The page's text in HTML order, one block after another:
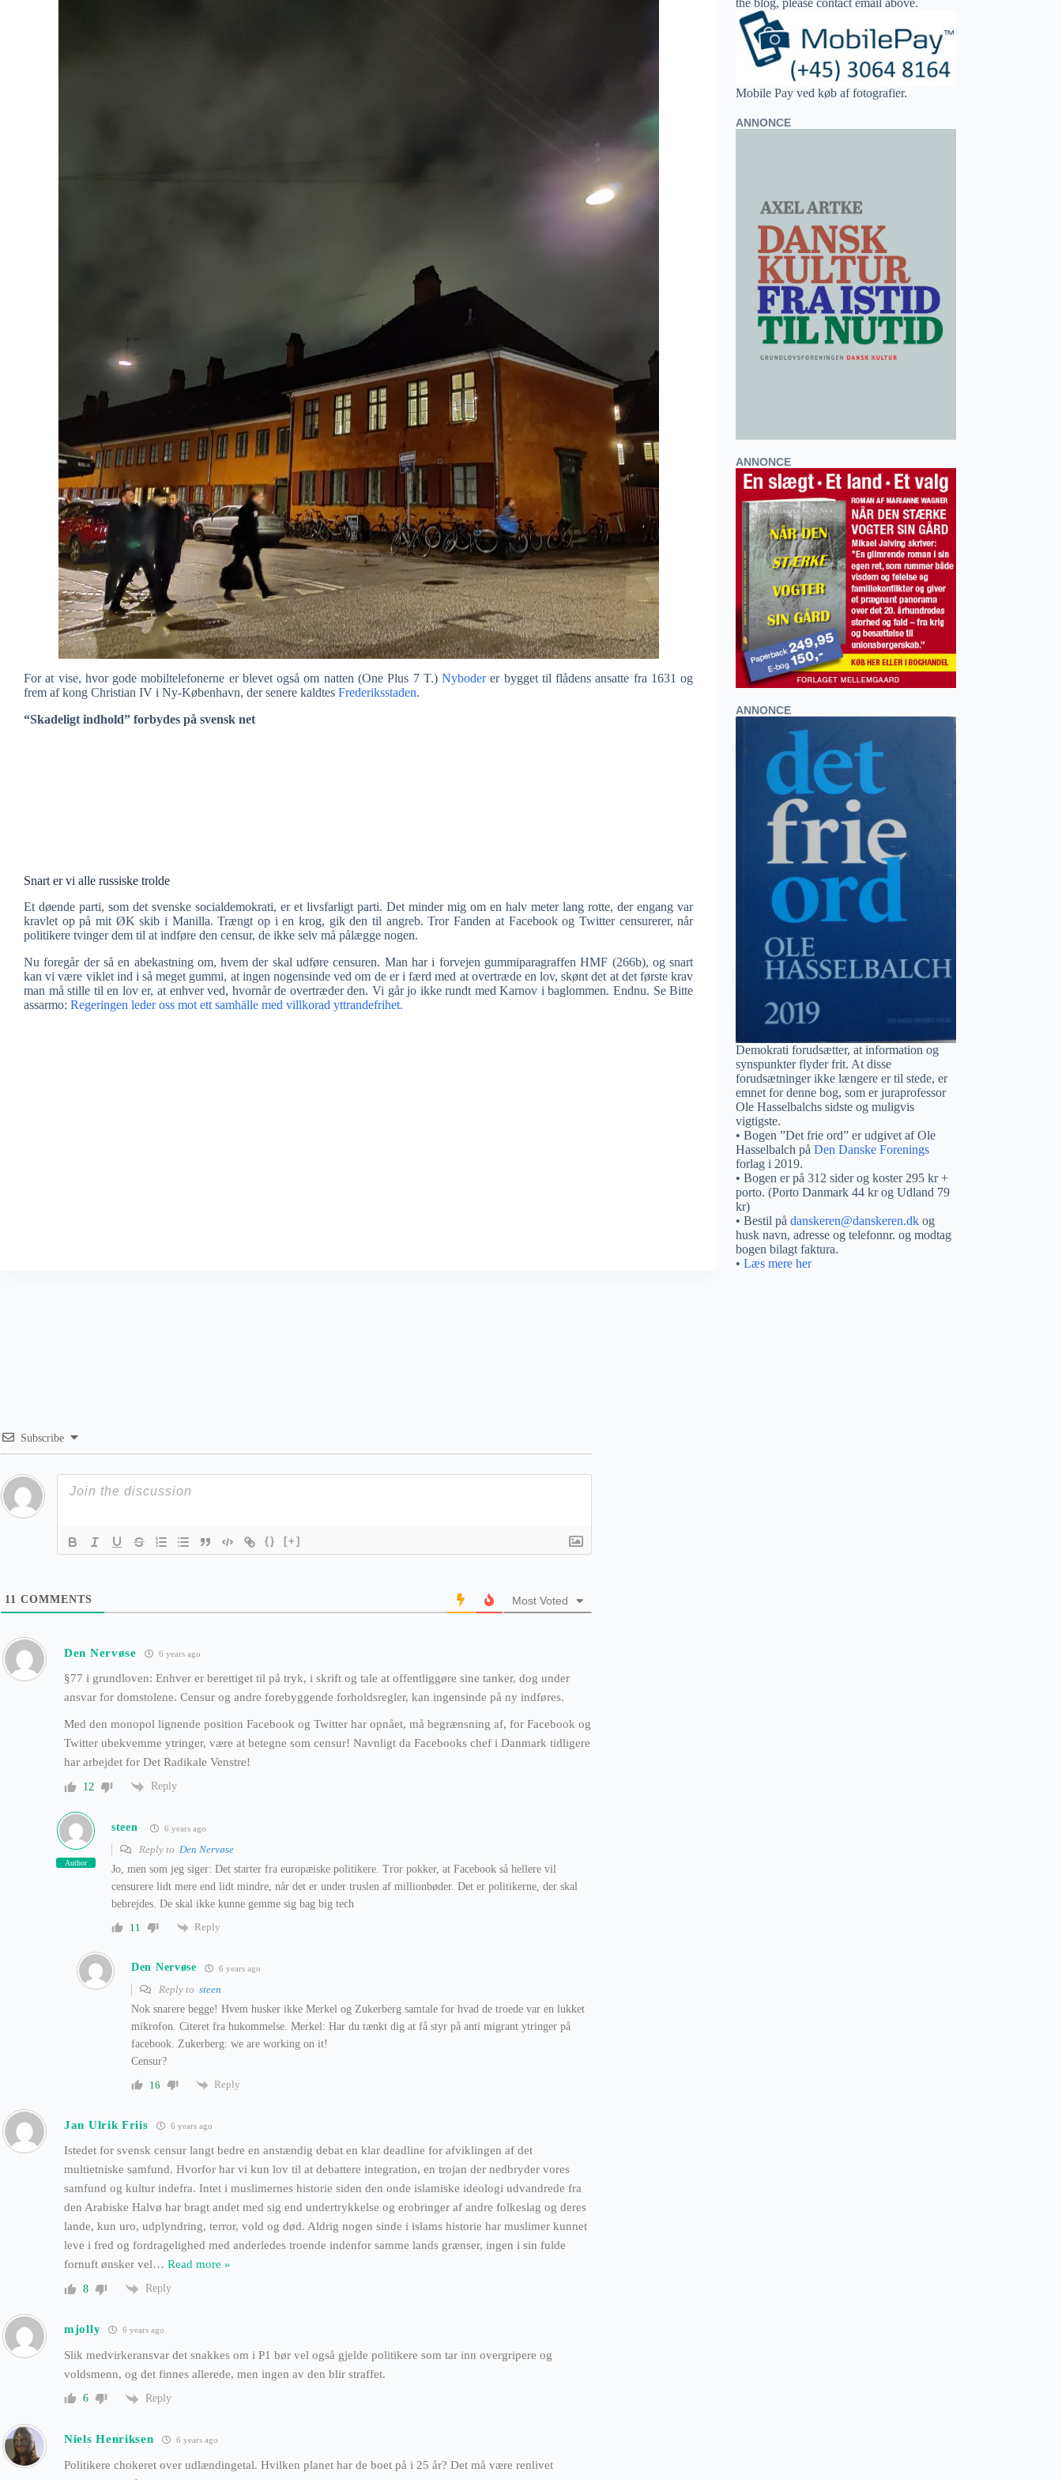
For at vise, hvor gode mobiltelefonerne er blevet også om natten (One Plus 7 T.)Nyboderer bygget til flådens ansatte fra 1631 og
frem af kong Christian IV i Ny-København, der senere kaldtes Frederiksstaden.
“Skadeligt indhold” forbydes på svensk net
Snart er vi alle russiske trolde
Et døende parti, som det svenske socialdemokrati, er et livsfarligt parti. Det minder mig om en halv meter lang rotte, der engang var
kravlet op på mit ØK skib i Manilla. Trængt op i en krog, gik den til angreb. Tror Fanden at Facebook og Twitter censurerer, når
politikere tvinger dem til at indføre den censur, de ikke selv må pålægge nogen.
Nu foregår der så en abekastning om, hvem der skal udføre censuren. Man har i forvejen gummiparagraffen HMF (266b), og snart
kan vi være viklet ind i så meget gummi, at ingen nogensinde ved om de er i færd med at overtræde en lov, skønt det at det første krav
man må stille til en lov er, at enhver ved, hvornår de overtræder den. Vi går jo ikke rundt med Karnov i baglommen. Endnu. Se Bitte
assarmo: Regeringen leder oss mot ett samhälle med villkorad yttrandefrihet.
the blog, please contact email above.
Mobile Pay ved køb af fotografier.
ANNONCE
ANNONCE
ANNONCE
Demokrati forudsætter, at information og
synspunkter flyder frit. At disse
forudsætninger ikke længere er til stede, er
emnet for denne bog, som er juraprofessor
Ole Hasselbalchs sidste og muligvis
vigtigste.
• Bogen ”Det frie ord” er udgivet af Ole
Hasselbalch påDen Danske Forenings
forlag i 2019.
• Bogen er på 312 sider og koster 295 kr +
porto. (Porto Danmark 44 kr og Udland 79
kr)
• Bestil pådanskeren@danskeren.dk og
husk navn, adresse og telefonnr. og modtag
bogen bilagt faktura.
•Læs mere her
Subscribe
{} [+]
11 COMMENTS Most Voted
Den Nervøse 6 years ago
§77 i grundloven: Enhver er berettiget til på tryk, i skrift og tale at offentliggøre sine tanker, dog under
ansvar for domstolene. Censur og andre forebyggende forholdsregler, kan ingensinde på ny indføres.
Med den monopol lignende position Facebook og Twitter har opnået, må begrænsning af, for Facebook og
Twitter ubekvemme ytringer, være at betegne som censur! Navnligt da Facebooks chef i Danmark tidligere
har arbejdet for Det Radikale Venstre!
12 Reply
Author
steen 6 years ago
Reply to Den Nervøse
Jo, men som jeg siger: Det starter fra europæiske politikere. Tror pokker, at Facebook så hellere vil
censurere lidt mere end lidt mindre, når det er under truslen af millionbøder. Det er politikerne, der skal
bebrejdes. De skal ikke kunne gemme sig bag big tech
11
Reply
Den Nervøse 6 years ago
Reply to steen
Nok snarere begge! Hvem husker ikke Merkel og Zukerberg samtale for hvad de troede var en lukket
mikrofon. Citeret fra hukommelse. Merkel: Har du tænkt dig at få styr på anti migrant ytringer på
facebook. Zukerberg: we are working on it!
Censur?
16
Reply
Jan Ulrik Friis 6 years ago
Istedet for svensk censur langt bedre en anstændig debat en klar deadline for afviklingen af det
multietniske samfund. Hvorfor har vi kun lov til at debattere integration, en trojan der nedbryder vores
samfund og kultur indefra. Intet i muslimernes historie siden den onde islamiske ideologi udvandrede fra
den Arabiske Halvø har bragt andet med sig end undertrykkelse og erobringer af andre folkeslag og deres
lande, kun uro, udplyndring, terror, vold og død. Aldrig nogen sinde i islams historie har muslimer kunnet
leve i fred og fordragelighed med anderledes troende indenfor samme lands grænser, ingen i sin fulde
fornuft ønsker vel… Read more »
8 Reply
mjolly 6 years ago
Slik medvirkeransvar det snakkes om i P1 bør vel også gjelde politikere som tar inn overgripere og
voldsmenn, og det finnes allerede, men ingen av den blir straffet.
6 Reply
Niels Henriksen 6 years ago
Politikere chokeret over udlændingetal. Hvilken planet har de boet på i 25 år? Det må være renlivet